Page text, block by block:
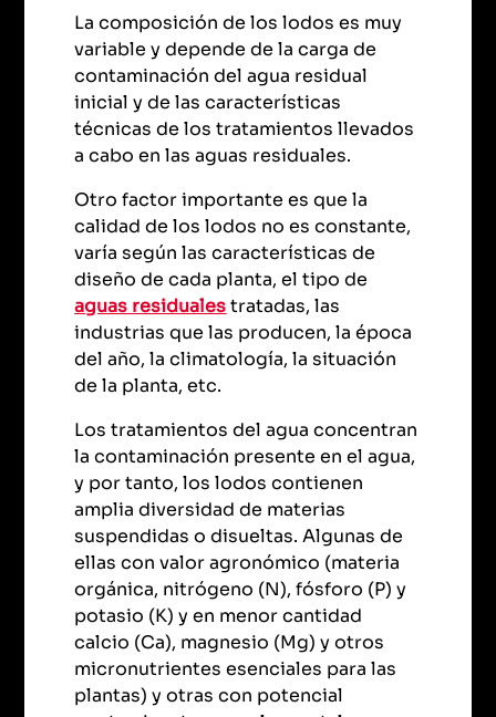
La composición de los lodos es muy
variable y depende de la carga de
contaminación del agua residual
inicial y de las características
técnicas de los tratamientos llevados
a cabo en las aguas residuales.
Otro factor importante es que la
calidad de los lodos no es constante,
varía según las características de
diseño de cada planta, el tipo de
aguas residualestratadas, las
industrias que las producen, la época
del año, la climatología, la situación
de la planta, etc.
Los tratamientos del agua concentran
la contaminación presente en el agua,
y por tanto, los lodos contienen
amplia diversidad de materias
suspendidas o disueltas. Algunas de
ellas con valor agronómico (materia
orgánica, nitrógeno (N), fósforo (P) y
potasio (K) y en menor cantidad
calcio (Ca), magnesio (Mg) y otros
micronutrientes esenciales para las
plantas) y otras con potencial